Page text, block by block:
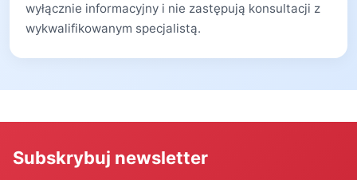
wyłącznie informacyjny i nie zastępują konsultacji z
wykwalifikowanym specjalistą.
Subskrybuj newsletter